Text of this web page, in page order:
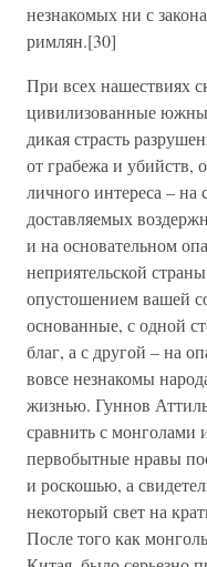
незнакомых ни с
римлян.[30]
При всех нашествиях
цивилизованные
дикая страсть
от грабежа и убийств,
личного интереса –
доставляемых
и на основательном
неприятельской
опустошением вашей
основанные, с одной
благ, а с другой – на
вовсе незнакомы
жизнью. Гуннов
сравнить с монголами
первобытные нравы
и роскошью, а
некоторый свет на
После того как